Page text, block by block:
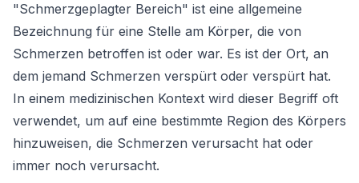
"Schmerzgeplagter Bereich" ist eine allgemeine
Bezeichnung für eine Stelle am Körper, die von
Schmerzen betroffen ist oder war. Es ist der Ort, an
dem jemand Schmerzen verspürt oder verspürt hat.
In einem medizinischen Kontext wird dieser Begriff oft
verwendet, um auf eine bestimmte Region des Körpers
hinzuweisen, die Schmerzen verursacht hat oder
immer noch verursacht.